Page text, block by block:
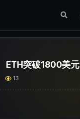
ETH突破1800美元
13